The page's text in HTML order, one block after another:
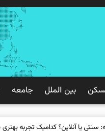
بین الملل جامعه